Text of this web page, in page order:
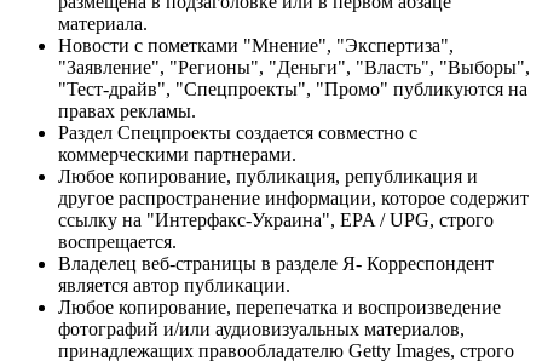
материала.
Новости с пометками "Мнение", "Экспертиза",
"Заявление", "Регионы", "Деньги", "Власть", "Выборы",
"Тест-драйв", "Спецпроекты", "Промо" публикуются на
правах рекламы.
Раздел Спецпроекты создается совместно с
коммерческими партнерами.
Любое копирование, публикация, републикация и
другое распространение информации, которое содержит
ссылку на "Интерфакс-Украина", EPA / UPG, строго
воспрещается.
Владелец веб-страницы в разделе Я- Корреспондент
является автор публикации.
Любое копирование, перепечатка и воспроизведение
фотографий и/или аудиовизуальных материалов,
принадлежащих правообладателю Getty Images, строго